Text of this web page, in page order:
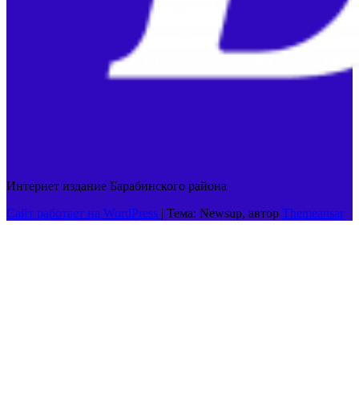
Интернет издание Барабинского района
Сайт работает на WordPress | Тема: Newsup, автор Themeansar